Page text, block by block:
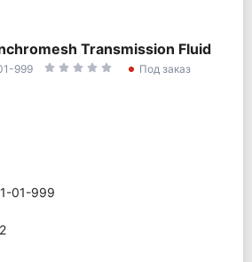
Transmission Fluid
999 Под заказ
01-999